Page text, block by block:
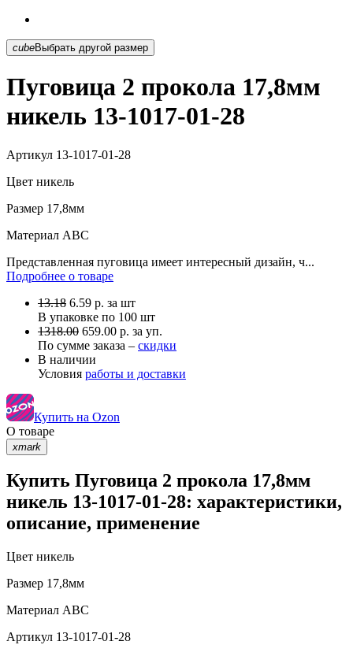
cubeВыбрать другой размер
Пуговица 2 прокола 17,8мм
никель 13-1017-01-28
Артикул 13-1017-01-28
Цвет никель
Размер 17,8мм
Материал АВС
Представленная пуговица имеет интересный дизайн, ч...
Подробнее о товаре
13.18 6.59 р. за шт
В упаковке по 100 шт
1318.00 659.00 р. за уп.
По сумме заказа – скидки
В наличии
Условия работы и доставки
Купить на Ozon
О товаре
xmark
Купить Пуговица 2 прокола 17,8мм
никель 13-1017-01-28: характеристики,
описание, применение
Цвет никель
Размер 17,8мм
Материал АВС
Артикул 13-1017-01-28